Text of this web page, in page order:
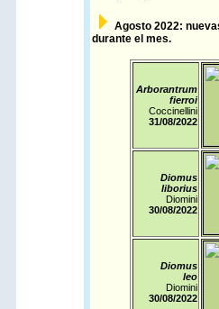
Agosto 2022:
durante el mes.
Arborantrum
fierroi
Coccinellini
31/08/2022
Diomus
liborius
Diomini
30/08/2022
Diomus
leo
Diomini
30/08/2022